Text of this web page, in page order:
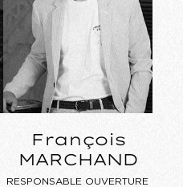
François
MARCHAND
RESPONSABLE OUVERTURE